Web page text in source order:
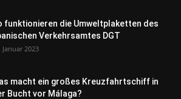
funktionieren die Umweltplaketten des
Verkehrsamtes DGT
Januar 2023
macht ein großes Kreuzfahrtschiff in
Bucht vor Málaga?